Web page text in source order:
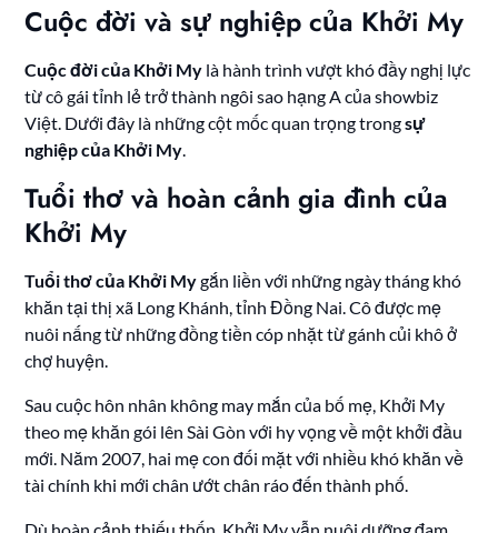
Cuộc đời và sự nghiệp của Khởi My
Cuộc đời của Khởi My là hành trình vượt khó đầy nghị lực
từ cô gái tỉnh lẻ trở thành ngôi sao hạng A của showbiz
Việt. Dưới đây là những cột mốc quan trọng trongsự
nghiệp của Khởi My.
Tuổi thơ và hoàn cảnh gia đình của
Khởi My
Tuổi thơ của Khởi Mygắn liền với những ngày tháng khó
khăn tại thị xã Long Khánh, tỉnh Đồng Nai. Cô được mẹ
nuôi nấng từ những đồng tiền cóp nhặt từ gánh củi khô ở
chợ huyện.
Sau cuộc hôn nhân không may mắn của bố mẹ, Khởi My
theo mẹ khăn gói lên Sài Gòn với hy vọng về một khởi đầu
mới. Năm 2007, hai mẹ con đối mặt với nhiều khó khăn về
tài chính khi mới chân ướt chân ráo đến thành phố.